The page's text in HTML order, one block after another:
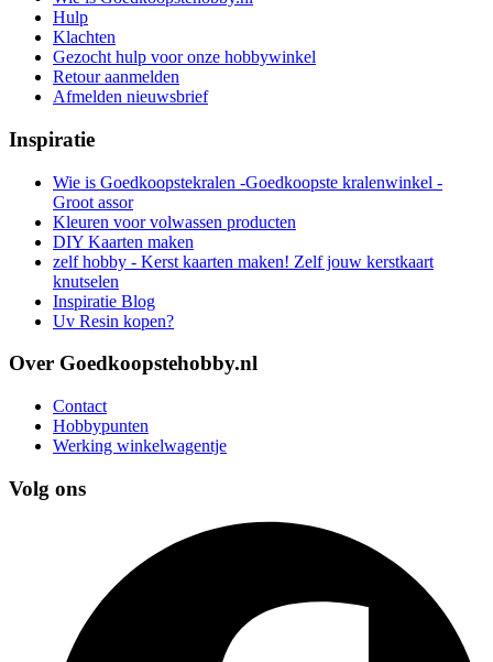
Hulp
Klachten
Gezocht hulp voor onze hobbywinkel
Retour aanmelden
Afmelden nieuwsbrief
Inspiratie
Wie is Goedkoopstekralen -Goedkoopste kralenwinkel -
Groot assor
Kleuren voor volwassen producten
DIY Kaarten maken
zelf hobby - Kerst kaarten maken! Zelf jouw kerstkaart
knutselen
Inspiratie Blog
Uv Resin kopen?
Over Goedkoopstehobby.nl
Contact
Hobbypunten
Werking winkelwagentje
Volg ons